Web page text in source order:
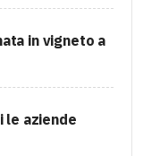
in vigneto a
le aziende